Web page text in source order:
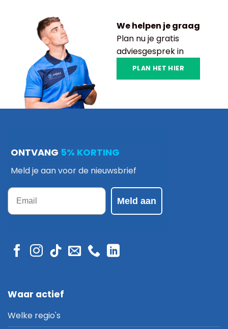
We helpen je graag
Plan nu je gratis
adviesgesprek in
PLAN HET HIER
ONTVANG 5% KORTING
Meld je aan voor de nieuwsbrief
Email
Meld aan
Waar actief
Welke regio's